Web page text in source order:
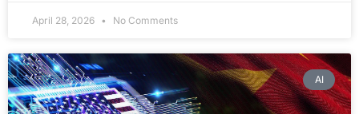
April 28, 2026 No Comments
AI